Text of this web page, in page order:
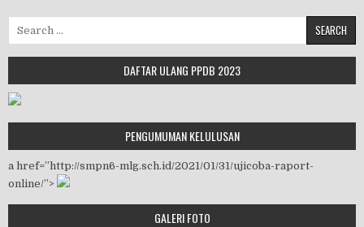
DAFTAR ULANG PPDB 2023
PENGUMUMAN KELULUSAN
a href=”http://smpn6-mlg.sch.id/2021/01/31/ujicoba-raport-
online/”>
GALERI FOTO